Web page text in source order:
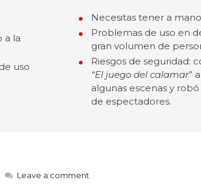
a la
uso
Necesitas tener a
Problemas de uso en
gran volumen de
Riesgos de seguridad:
“El juego del calamar”
algunas escenas y
de espectadores.
Leave a comment